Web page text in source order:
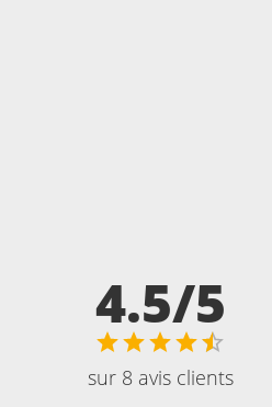
4.5/5
sur 8 avis clients